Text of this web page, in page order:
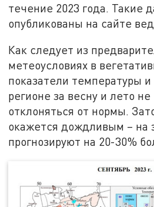
течение 2023 года. Такие
опубликованы на сайте
Как следует из
метеоусловиях в
показатели температуры
регионе за весну и лето не
отклоняться от нормы.
окажется дождливым – на
прогнозируют на 20-30%